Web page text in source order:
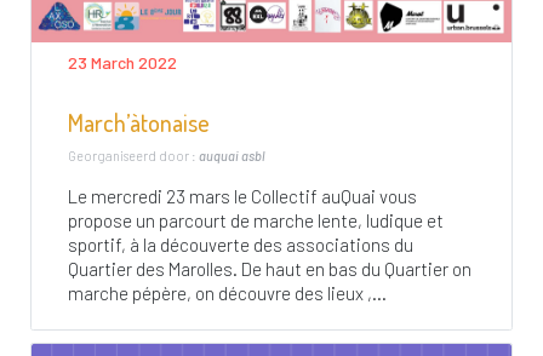
23 March 2022
March’àtonaise
Georganiseerd door : auquai asbl
Le mercredi 23 mars le Collectif auQuai vous
propose un parcourt de marche lente, ludique et
sportif, à la découverte des associations du
Quartier des Marolles. De haut en bas du Quartier on
marche pépère, on découvre des lieux ,...